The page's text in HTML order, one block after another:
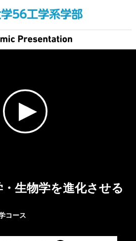
生物学を進化させる
コース